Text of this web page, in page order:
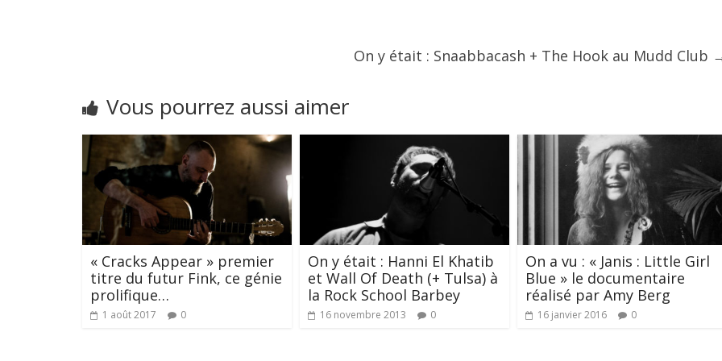
On y était : Snaabbacash + The Hook au Mudd Club
Vous pourrez aussi aimer
« Cracks Appear » premier
titre du futur Fink, ce génie
prolifique…
1 août 2017 0
On y était : Hanni El Khatib
et Wall Of Death (+ Tulsa) à
la Rock School Barbey
16 novembre 2013 0
On a vu : « Janis : Little Girl
Blue » le documentaire
réalisé par Amy Berg
16 janvier 2016 0